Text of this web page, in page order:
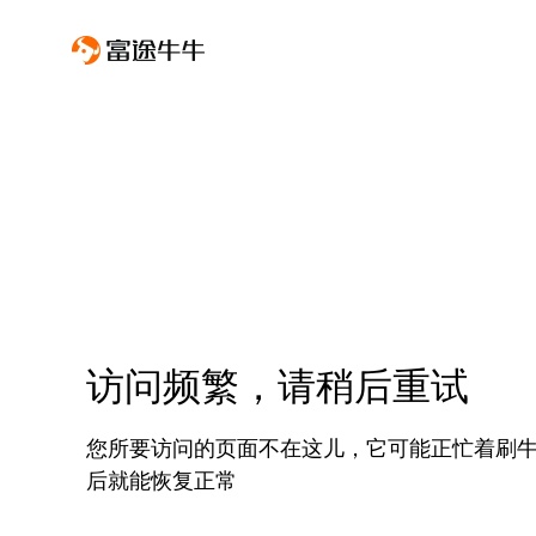
访问频繁，请稍后重试
您所要访问的页面不在这儿，它可能正忙着刷
后就能恢复正常